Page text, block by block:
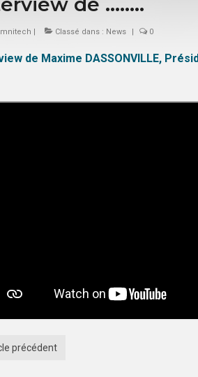
| Classé dans : News | 0
de Maxime DASSONVILLE,
précédent